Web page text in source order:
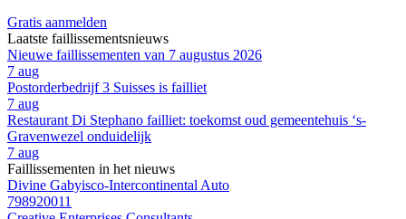
Gratis aanmelden
Laatste faillissementsnieuws
Nieuwe faillissementen van 7 augustus 2026
7 aug
Postorderbedrijf 3 Suisses is failliet
7 aug
Restaurant Di Stephano failliet: toekomst oud gemeentehuis ‘s-
Gravenwezel onduidelijk
7 aug
Faillissementen in het nieuws
Divine Gabyisco-Intercontinental Auto
798920011